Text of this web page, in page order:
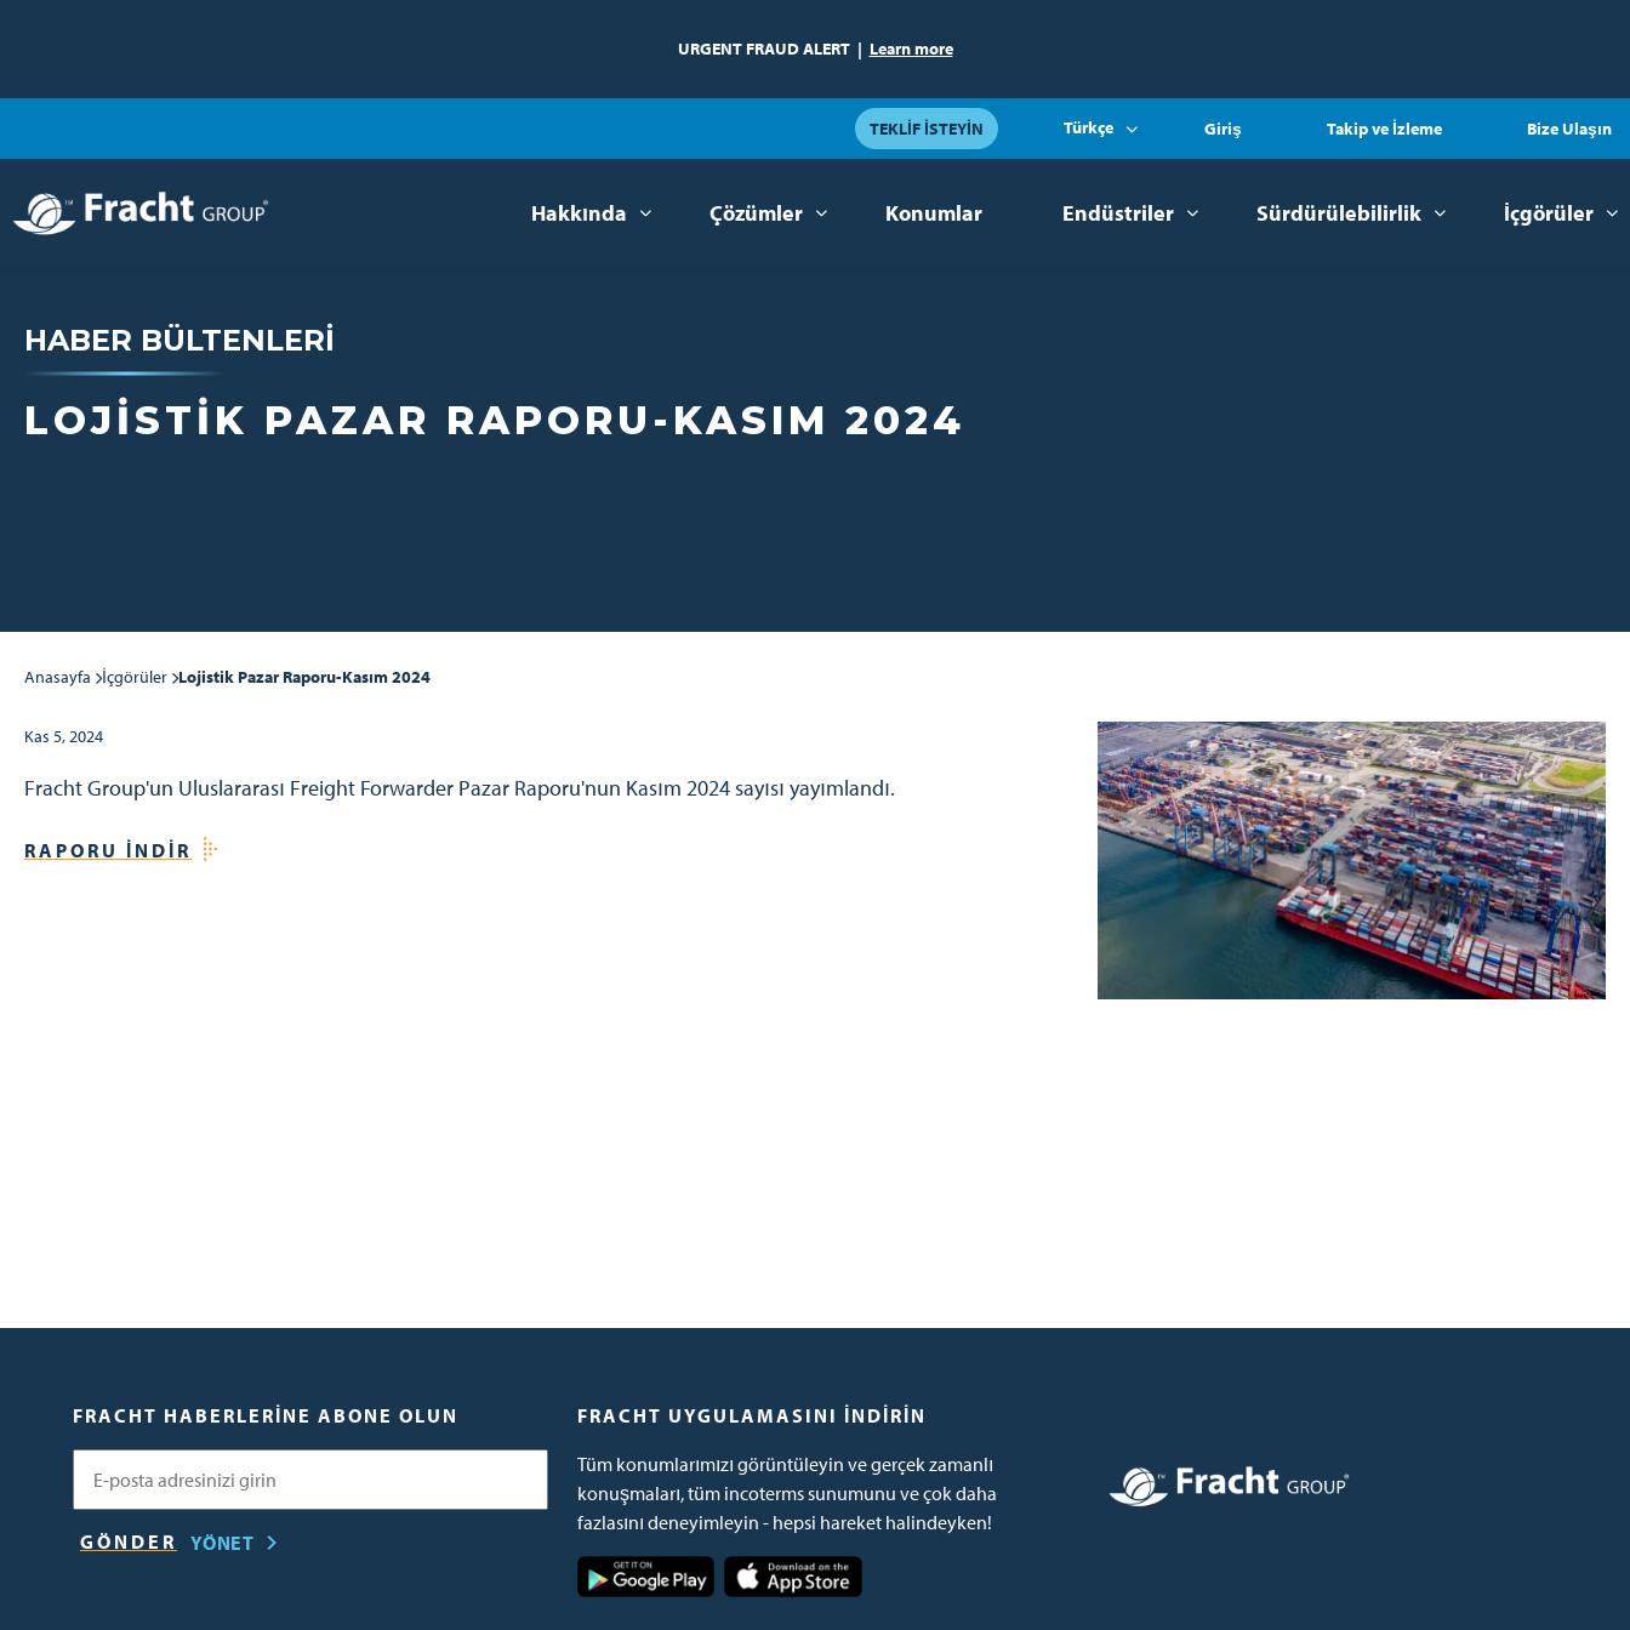
URGENT FRAUD ALERT | Learn more
TEKLIF İSTEYIN Türkçe Giriş Takip ve İzleme Bize Ulaşın
Hakkında Çözümler Konumlar Endüstriler Sürdürülebilirlik İçgörüler
HABER BÜLTENLERI
LOJISTIK PAZAR RAPORU-KASIM 2024
Anasayfa İçgörüler Lojistik Pazar Raporu-Kasım 2024
Kas 5, 2024
Fracht Group'un Uluslararası Freight Forwarder Pazar Raporu'nun Kasım 2024 sayısı yayımlandı.
RAPORU İNDIR
FRACHT HABERLERINE ABONE OLUN
YÖNET
FRACHT UYGULAMASINI İNDIRIN
Tüm konumlarımızı görüntüleyin ve gerçek zamanlı
konuşmaları, tüm incoterms sunumunu ve çok daha
fazlasını deneyimleyin - hepsi hareket halindeyken!
Resim
Resim